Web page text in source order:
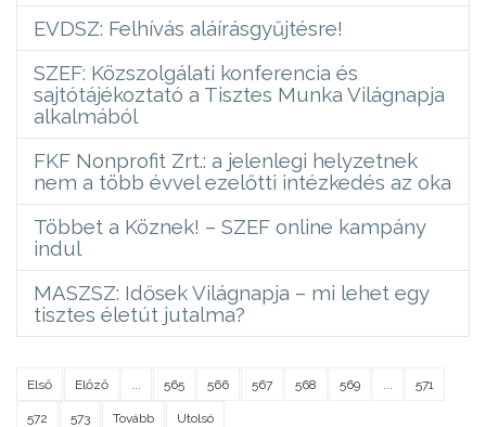
EVDSZ: Felhívás aláírásgyűjtésre!
SZEF: Közszolgálati konferencia és
sajtótájékoztató a Tisztes Munka Világnapja
alkalmából
FKF Nonprofit Zrt.: a jelenlegi helyzetnek
nem a több évvel ezelőtti intézkedés az oka
Többet a Köznek! – SZEF online kampány
indul
MASZSZ: Idősek Világnapja – mi lehet egy
tisztes életút jutalma?
Első Előző 565 566 567 568 569 571
572 573 Tovább Utolsó